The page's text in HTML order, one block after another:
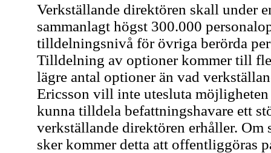
Verkställande direktören skall under
sammanlagt högst 300.000
tilldelningsnivå för övriga berörda
Tilldelning av optioner kommer till
lägre antal optioner än vad
Ericsson vill inte utesluta
kunna tilldela befattningshavare ett
verkställande direktören erhåller.
sker kommer detta att offentliggöras